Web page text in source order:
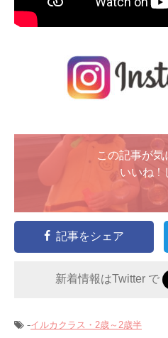
この記事が気
いいね !
記事をシェア
新着情報はTwitter で
-イルカクラス・2歳～2歳半